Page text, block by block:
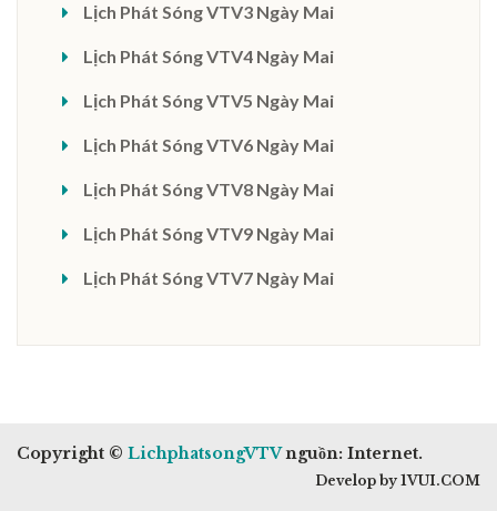
Lịch Phát Sóng VTV3 Ngày Mai
Lịch Phát Sóng VTV4 Ngày Mai
Lịch Phát Sóng VTV5 Ngày Mai
Lịch Phát Sóng VTV6 Ngày Mai
Lịch Phát Sóng VTV8 Ngày Mai
Lịch Phát Sóng VTV9 Ngày Mai
Lịch Phát Sóng VTV7 Ngày Mai
Copyright © LichphatsongVTVnguồn: Internet.
Develop by 1VUI.COM